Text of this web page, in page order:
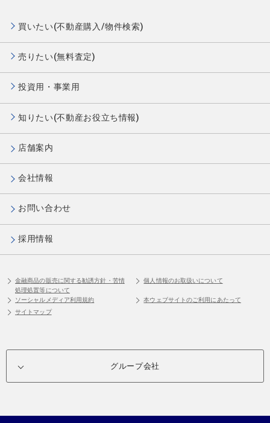
買いたい(不動産購入/物件検索)
売りたい(無料査定)
投資用・事業用
知りたい(不動産お役立ち情報)
店舗案内
会社情報
お問い合わせ
採用情報
金融商品の販売に関する勧誘方針・苦情
処理処置等について
個人情報のお取扱いについて
ソーシャルメディア利用規約
本ウェブサイトのご利用にあたって
サイトマップ
グループ会社